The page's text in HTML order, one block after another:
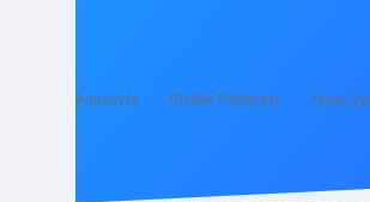
Anasayfa Gizlilik Politikası Yasal